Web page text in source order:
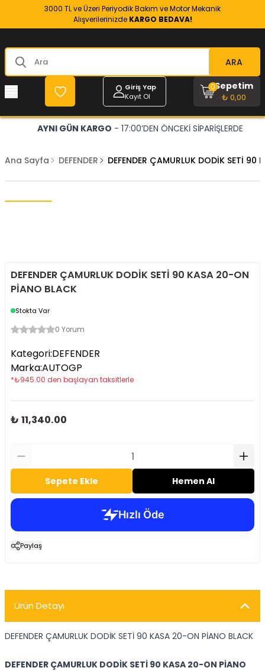
3000 TL ve Üzeri Periyodik Bakım ve Motor Mekanik
Alışverilerinizde KARGO BEDAVA!
ARA
Giriş Yap
Kayıt Ol
Sepetim
₺ 0,00
0
AYNI GÜN KARGO - 17:00’DEN ÖNCEKİ SİPARİŞLERDE
Ana Sayfa DEFENDER DEFENDER ÇAMURLUK DODİK SETİ
DEFENDER ÇAMURLUK DODİK SETİ 90 KASA 20-ON
PİANO BLACK
Stokta Var
0 Yorum
Kategori:DEFENDER
Marka:AUTOGP
*₺945.00 den başlayan taksitlerle
₺ 11,340.00
Sepete Ekle Hemen Al
Paylaş
Ürün Detayı
DEFENDER ÇAMURLUK DODİK SETİ 90 KASA 20-ON PİANO BLACK
DEFENDER ÇAMURLUK DODİK SETİ 90 KASA 20-ON PİANO